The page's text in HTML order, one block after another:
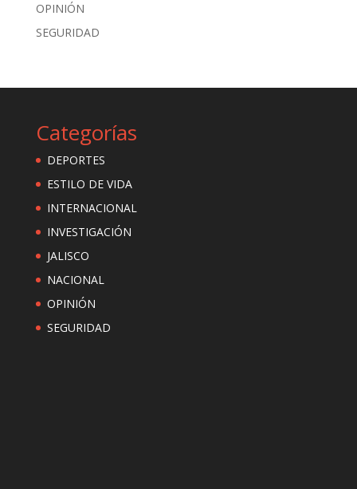
OPINIÓN
SEGURIDAD
Categorías
DEPORTES
ESTILO DE VIDA
INTERNACIONAL
INVESTIGACIÓN
JALISCO
NACIONAL
OPINIÓN
SEGURIDAD